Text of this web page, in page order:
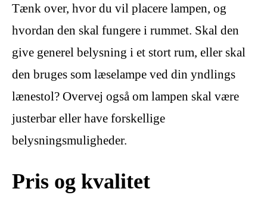
Tænk over, hvor du vil placere lampen, og
hvordan den skal fungere i rummet. Skal den
give generel belysning i et stort rum, eller skal
den bruges som læselampe ved din yndlings
lænestol? Overvej også om lampen skal være
justerbar eller have forskellige
belysningsmuligheder.
Pris og kvalitet